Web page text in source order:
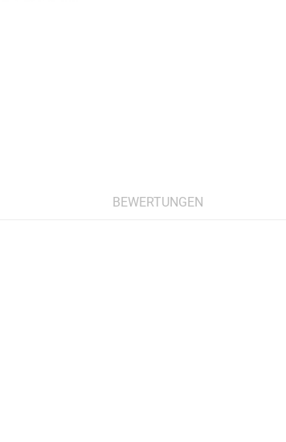
BEWERTUNGEN